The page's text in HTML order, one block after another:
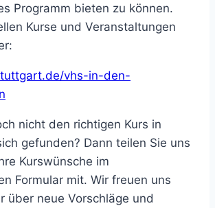
Programm bieten zu können.
Kurse und Veranstaltungen
vhs-in-den-
nicht den richtigen Kurs in
gefunden? Dann teilen Sie uns
Kurswünsche im
Formular mit. Wir freuen uns
über neue Vorschläge und